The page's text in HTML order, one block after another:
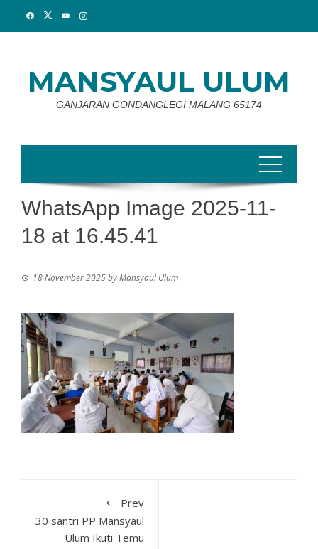
MANSYAUL ULUM
GANJARAN GONDANGLEGI MALANG 65174
WhatsApp Image 2025-11-
18 at 16.45.41
18 November 2025byMansyaul Ulum
Prev
30 santri PP Mansyaul
Ulum Ikuti Temu